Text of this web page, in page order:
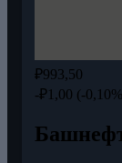
₽993,50
-₽1,00 (-